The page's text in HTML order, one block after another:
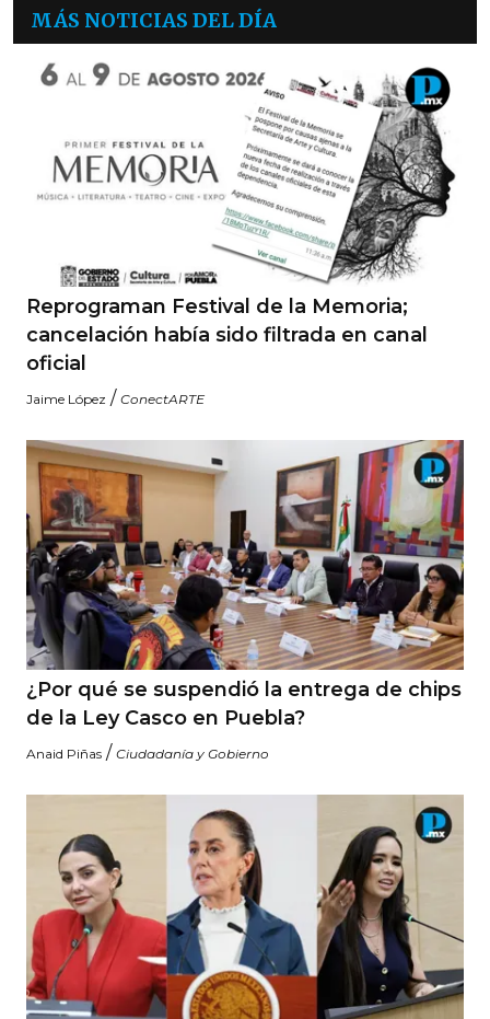
MÁS NOTICIAS DEL DÍA
Reprograman Festival de la Memoria;
cancelación había sido filtrada en canal
oficial
Jaime López / ConectARTE
¿Por qué se suspendió la entrega de chips
de la Ley Casco en Puebla?
Anaid Piñas / Ciudadanía y Gobierno